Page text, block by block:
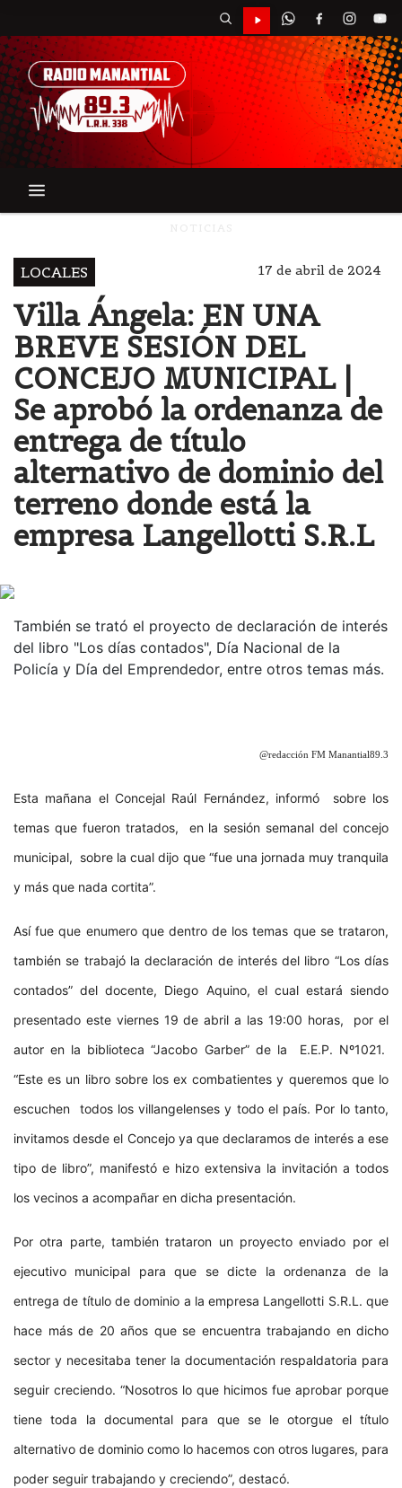
LOCALES 17 de abril de 2024
Villa Ángela: EN UNA
BREVE SESIÓN DEL
CONCEJO MUNICIPAL |
Se aprobó la ordenanza de
entrega de título
alternativo de dominio del
terreno donde está la
empresa Langellotti S.R.L
También se trató el proyecto de declaración de interés
del libro "Los días contados", Día Nacional de la
Policía y Día del Emprendedor, entre otros temas más.
@redacción FM Manantial89.3
Esta mañana el Concejal Raúl Fernández, informó sobre los
temas que fueron tratados, en la sesión semanal del concejo
municipal, sobre la cual dijo que “fue una jornada muy tranquila
y más que nada cortita”.
Así fue que enumero que dentro de los temas que se trataron,
también se trabajó la declaración de interés del libro “Los días
contados” del docente, Diego Aquino, el cual estará siendo
presentado este viernes 19 de abril a las 19:00 horas, por el
autor en la biblioteca “Jacobo Garber” de la E.E.P. Nº1021.
“Este es un libro sobre los ex combatientes y queremos que lo
escuchen todos los villangelenses y todo el país. Por lo tanto,
invitamos desde el Concejo ya que declaramos de interés a ese
tipo de libro”, manifestó e hizo extensiva la invitación a todos
los vecinos a acompañar en dicha presentación.
Por otra parte, también trataron un proyecto enviado por el
ejecutivo municipal para que se dicte la ordenanza de la
entrega de título de dominio a la empresa Langellotti S.R.L. que
hace más de 20 años que se encuentra trabajando en dicho
sector y necesitaba tener la documentación respaldatoria para
seguir creciendo. “Nosotros lo que hicimos fue aprobar porque
tiene toda la documental para que se le otorgue el título
alternativo de dominio como lo hacemos con otros lugares, para
poder seguir trabajando y creciendo”, destacó.